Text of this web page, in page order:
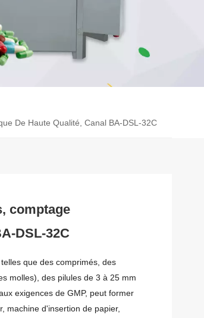
De Haute Qualité, Canal BA-DSL-32C
comptage
DSL-32C
que des comprimés, des
molles), des pilules de 3 à 25 mm
exigences de GMP, peut former
, machine d'insertion de papier,